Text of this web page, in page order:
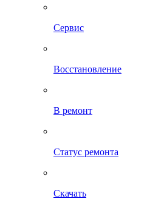
Сервис
Восстановление
В ремонт
Статус ремонта
Скачать